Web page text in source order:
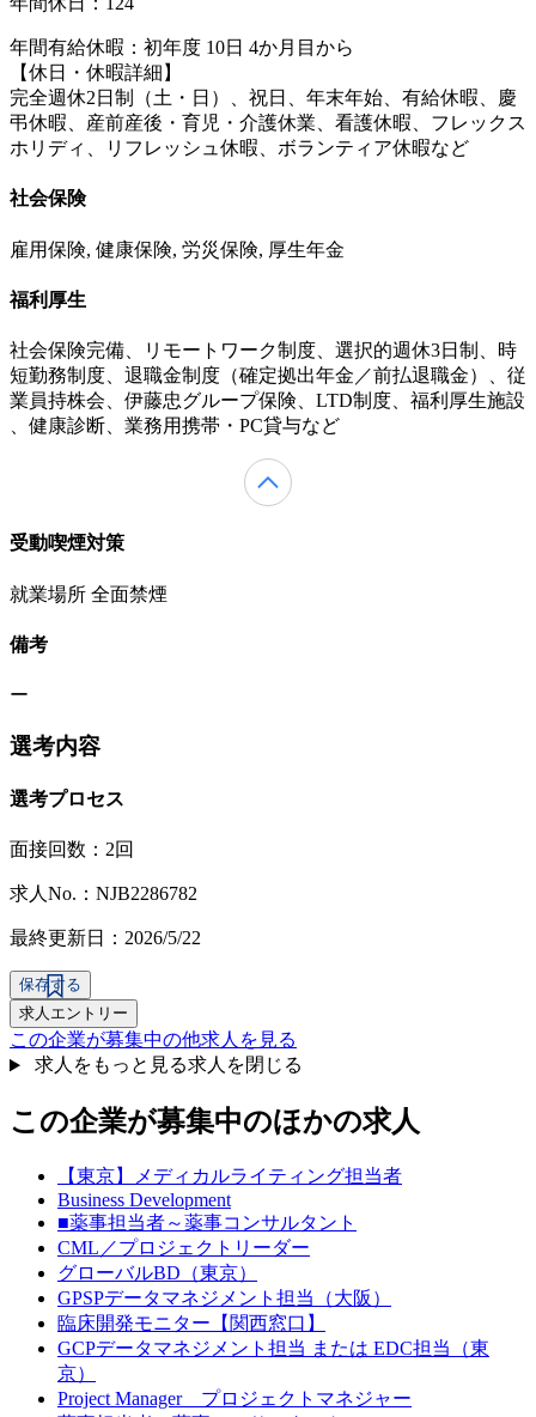
年間有給休暇：初年度 10日 4か月目から
【休日・休暇詳細】
完全週休2日制（土・日）、祝日、年末年始、有給休暇、慶
弔休暇、産前産後・育児・介護休業、看護休暇、フレックス
ホリディ、リフレッシュ休暇、ボランティア休暇など
社会保険
雇用保険, 健康保険, 労災保険, 厚生年金
福利厚生
社会保険完備、リモートワーク制度、選択的週休3日制、時
短勤務制度、退職金制度（確定拠出年金／前払退職金）、従
業員持株会、伊藤忠グループ保険、LTD制度、福利厚生施設
、健康診断、業務用携帯・PC貸与など
受動喫煙対策
就業場所 全面禁煙
備考
ー
選考内容
選考プロセス
面接回数：2回
求人No.：NJB2286782
最終更新日：2026/5/22
保存する
求人エントリー
この企業が募集中の他求人を見る
求人をもっと見る求人を閉じる
この企業が募集中のほかの求人
【東京】メディカルライティング担当者
Business Development
■薬事担当者～薬事コンサルタント
CML／プロジェクトリーダー
グローバルBD（東京）
GPSPデータマネジメント担当（大阪）
臨床開発モニター【関西窓口】
GCPデータマネジメント担当 または EDC担当（東
京）
Project Manager プロジェクトマネジャー